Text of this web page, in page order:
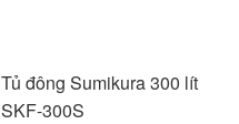
Tủ đông Sumikura 300 lít
SKF-300S